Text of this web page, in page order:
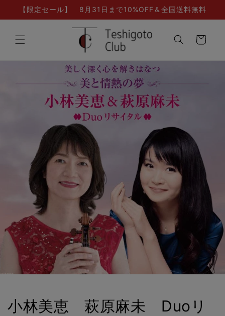
Skip to
content
【限定セール】 8月31日まで10%OFF＆全国送料無料
Cart
小林美恵 萩原麻未 Duoリ